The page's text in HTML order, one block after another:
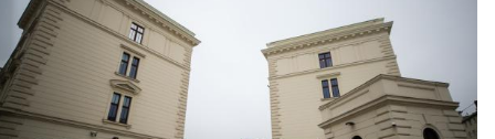
Untermenü
Untermenü
Untermenü